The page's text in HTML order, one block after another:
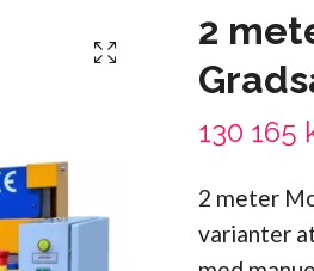
2
130 165
2 meter
varianter